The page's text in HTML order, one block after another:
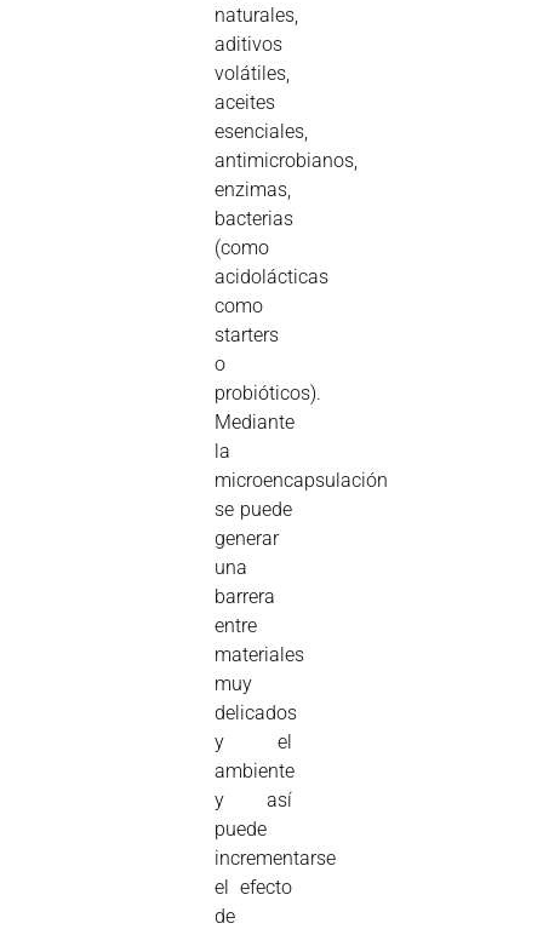
naturales,
aditivos
volátiles,
aceites
esenciales,
antimicrobianos,
enzimas,
bacterias
(como
acidolácticas
como
starters
o
probióticos).
Mediante
la
microencapsulación
se puede
generar
una
barrera
entre
materiales
muy
delicados
y el
ambiente
y así
puede
incrementarse
el efecto
de